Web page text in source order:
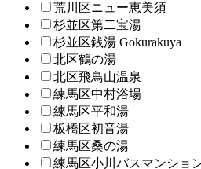
荒川区ニュー恵美須
杉並区第二宝湯
杉並区銭湯 Gokurakuya
北区鶴の湯
北区飛鳥山温泉
練馬区中村浴場
練馬区平和湯
板橋区初音湯
練馬区桑の湯
練馬区小川バスマンショ